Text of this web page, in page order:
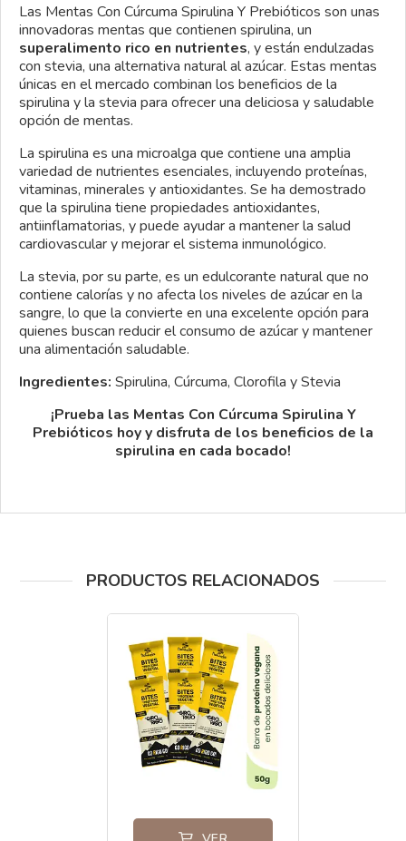
Las Mentas Con Cúrcuma Spirulina Y Prebióticos son unas
innovadoras mentas que contienen spirulina, un
superalimento rico en nutrientes, y están endulzadas
con stevia, una alternativa natural al azúcar. Estas mentas
únicas en el mercado combinan los beneficios de la
spirulina y la stevia para ofrecer una deliciosa y saludable
opción de mentas.
La spirulina es una microalga que contiene una amplia
variedad de nutrientes esenciales, incluyendo proteínas,
vitaminas, minerales y antioxidantes. Se ha demostrado
que la spirulina tiene propiedades antioxidantes,
antiinflamatorias, y puede ayudar a mantener la salud
cardiovascular y mejorar el sistema inmunológico.
La stevia, por su parte, es un edulcorante natural que no
contiene calorías y no afecta los niveles de azúcar en la
sangre, lo que la convierte en una excelente opción para
quienes buscan reducir el consumo de azúcar y mantener
una alimentación saludable.
Ingredientes: Spirulina, Cúrcuma, Clorofila y Stevia
¡Prueba las Mentas Con Cúrcuma Spirulina Y
Prebióticos hoy y disfruta de los beneficios de la
spirulina en cada bocado!
PRODUCTOS RELACIONADOS